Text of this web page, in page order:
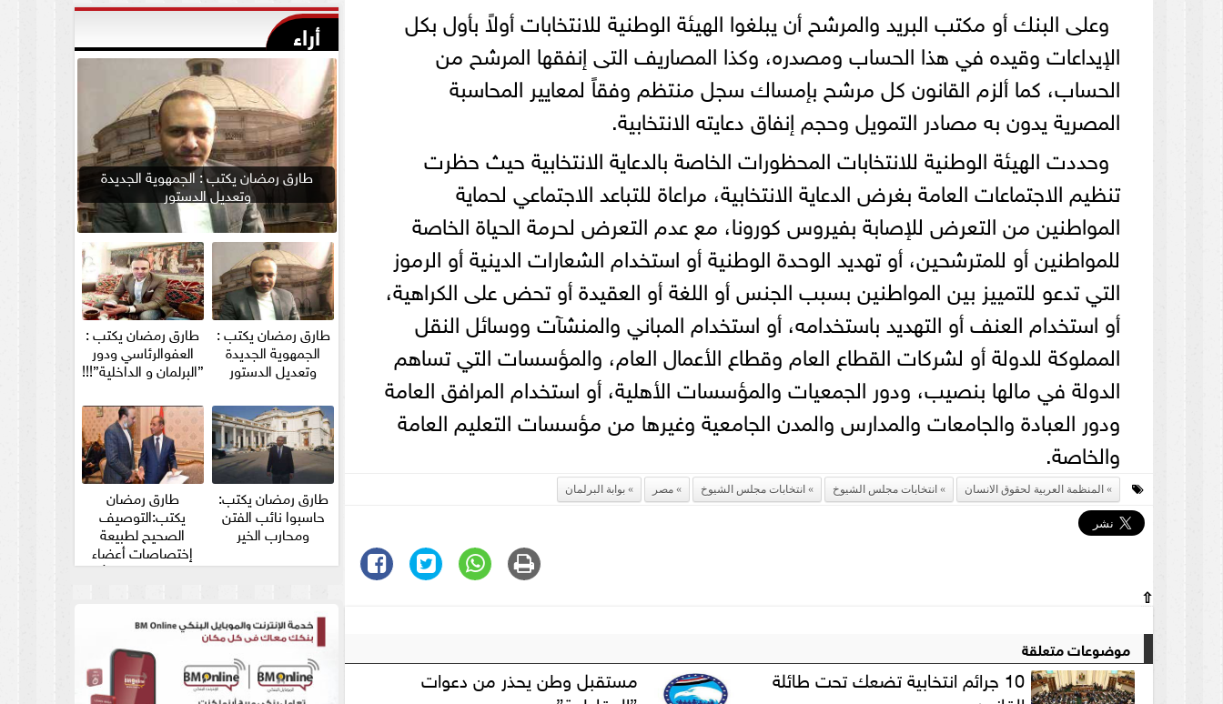
وعلى البنك أو مكتب البريد والمرشح أن يبلغوا الهيئة الوطنية للانتخابات أولاً بأول بكل
الإيداعات وقيده في هذا الحساب ومصدره، وكذا المصاريف التى إنفقها المرشح من
الحساب، كما ألزم القانون كل مرشح بإمساك سجل منتظم وفقاً لمعايير المحاسبة
المصرية يدون به مصادر التمويل وحجم إنفاق دعايته الانتخابية.
وحددت الهيئة الوطنية للانتخابات المحظورات الخاصة بالدعاية الانتخابية حيث حظرت
تنظيم الاجتماعات العامة بغرض الدعاية الانتخابية، مراعاة للتباعد الاجتماعي لحماية
المواطنين من التعرض للإصابة بفيروس كورونا، مع عدم التعرض لحرمة الحياة الخاصة
للمواطنين أو للمترشحين، أو تهديد الوحدة الوطنية أو استخدام الشعارات الدينية أو الرموز
التي تدعو للتمييز بين المواطنين بسبب الجنس أو اللغة أو العقيدة أو تحض على الكراهية،
أو استخدام العنف أو التهديد باستخدامه، أو استخدام المباني والمنشآت ووسائل النقل
المملوكة للدولة أو لشركات القطاع العام وقطاع الأعمال العام، والمؤسسات التي تساهم
الدولة في مالها بنصيب، ودور الجمعيات والمؤسسات الأهلية، أو استخدام المرافق العامة
ودور العبادة والجامعات والمدارس والمدن الجامعية وغيرها من مؤسسات التعليم العامة
والخاصة.
المنظمة العربية لحقوق الانسان انتخابات مجلس الشيوخ انتخابات مجلس الشيوخ مصر بوابة البرلمان
⇧
موضوعات متعلقة
10 جرائم انتخابية تضعك تحت طائلة مستقبل وطن يحذر من دعوات
أراء
طارق رمضان يكتب : الجمهوية الجديدة
وتعديل الدستور
طارق رمضان يكتب :
الجمهوية الجديدة
وتعديل الدستور
طارق رمضان يكتب :
العفوالرئاسي ودور
”البرلمان و الداخلية”!!!
طارق رمضان يكتب:
حاسبوا نائب الفتن
ومحارب الخير
طارق رمضان
يكتب:التوصيف
الصحيح لطبيعة
إختصاصات أعضاء
مجلس الشيوخ والأمين